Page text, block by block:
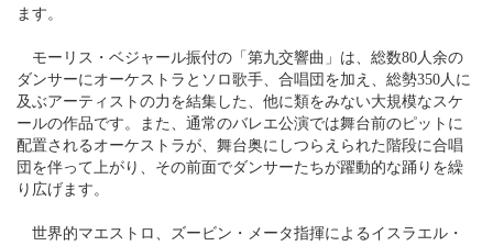
ます。
モーリス・ベジャール振付の「第九交響曲」は、総数80人余の
ダンサーにオーケストラとソロ歌手、合唱団を加え、総勢350人に
及ぶアーティストの力を結集した、他に類をみない大規模なスケ
ールの作品です。また、通常のバレエ公演では舞台前のピットに
配置されるオーケストラが、舞台奥にしつらえられた階段に合唱
団を伴って上がり、その前面でダンサーたちが躍動的な踊りを繰
り広げます。
世界的マエストロ、ズービン・メータ指揮によるイスラエル・